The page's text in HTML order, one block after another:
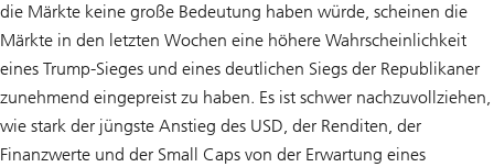
die Märkte keine große Bedeutung haben würde, scheinen die
Märkte in den letzten Wochen eine höhere Wahrscheinlichkeit
eines Trump-Sieges und eines deutlichen Siegs der Republikaner
zunehmend eingepreist zu haben. Es ist schwer nachzuvollziehen,
wie stark der jüngste Anstieg des USD, der Renditen, der
Finanzwerte und der Small Caps von der Erwartung eines